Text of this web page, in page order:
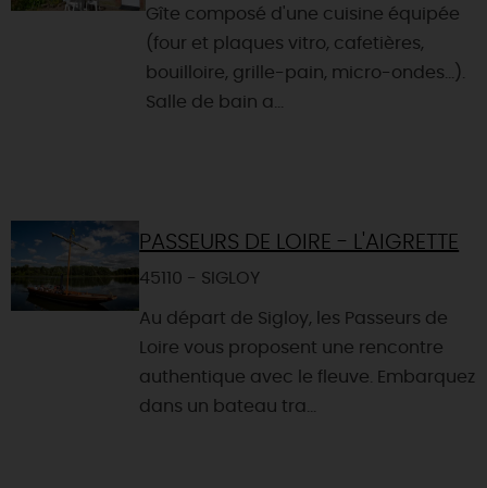
Gîte composé d'une cuisine équipée
(four et plaques vitro, cafetières,
bouilloire, grille-pain, micro-ondes...).
Salle de bain a...
PASSEURS DE LOIRE - L'AIGRETTE
45110 - SIGLOY
Au départ de Sigloy, les Passeurs de
Loire vous proposent une rencontre
authentique avec le fleuve. Embarquez
dans un bateau tra...